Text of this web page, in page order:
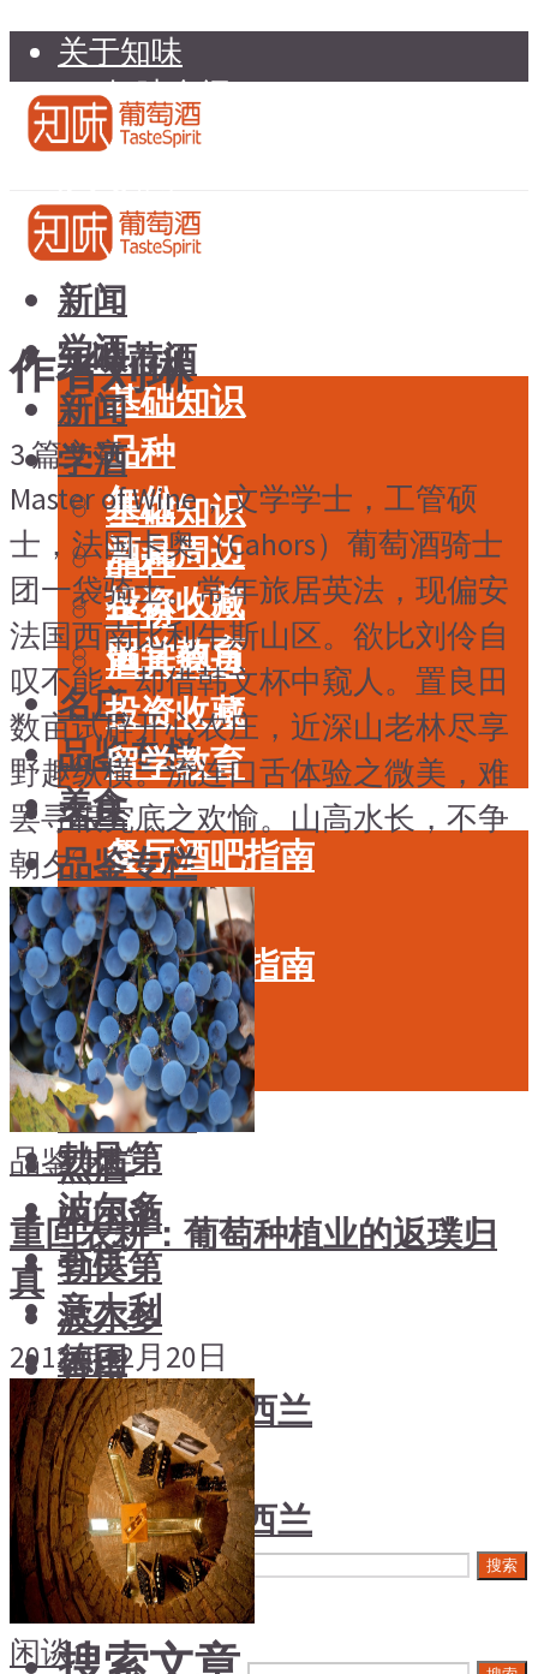
关于知味
知味介绍
知味专家顾问委员会
联系我们
知味荐酒
新闻
学酒
基础知识
品种
年份
酒具周边
投资收藏
留学教育
名庄
品鉴专栏
美食
餐厅酒吧指南
餐酒搭配
风土食材
风土大会
烈酒
中国酒
勃艮第
波尔多
香槟
意大利
德国
澳大利亚-新西兰
日本清酒
搜索文章 搜索
知味荐酒
新闻
学酒
基础知识
品种
年份
酒具周边
投资收藏
留学教育
名庄
品鉴专栏
美食
餐厅酒吧指南
餐酒搭配
风土食材
风土大会
烈酒
中国酒
勃艮第
波尔多
香槟
意大利
德国
澳大利亚-新西兰
日本清酒
作者刘琳
3 篇文章
Master of Wine，文学学士，工管硕
士，法国卡奥（Cahors）葡萄酒骑士
团一袋骑士。常年旅居英法，现偏安
法国西南比利牛斯山区。欲比刘伶自
叹不能，却借韩文杯中窥人。置良田
数亩试辟开心农庄，近深山老林尽享
野趣纵横。流连口舌体验之微美，难
罢寻根究底之欢愉。山高水长，不争
朝夕。
品鉴专栏
重回农耕：葡萄种植业的返璞归
真
2012年12月20日
闲谈